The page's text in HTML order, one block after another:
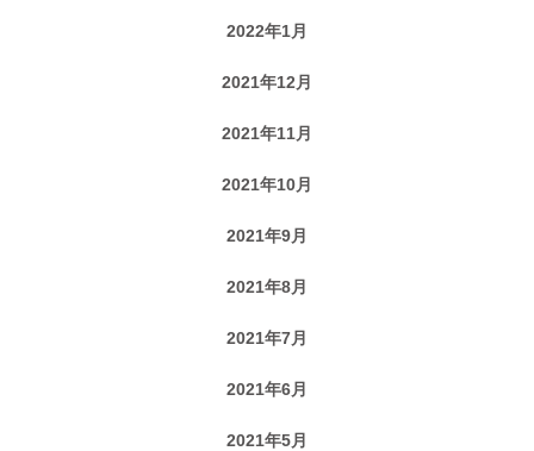
2022年1月
2021年12月
2021年11月
2021年10月
2021年9月
2021年8月
2021年7月
2021年6月
2021年5月